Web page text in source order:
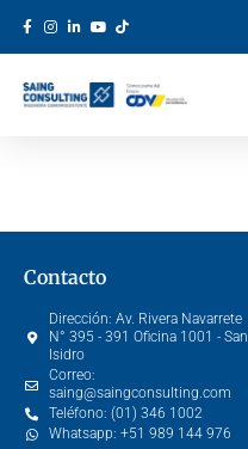
Contacto
Dirección: Av. Rivera Navarrete
N° 395 - 391 Oficina 1001 - San
Isidro
Correo:
saing@saingconsulting.com
Teléfono: (01) 346 1002
Whatsapp: +51 989 144 976